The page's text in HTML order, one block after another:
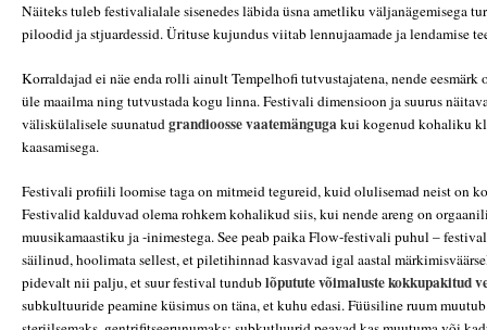
Näiteks tuleb festivalialale sisenedes läbida üsna ametliku väljanägemisega
piloodid ja stjuardessid. Ürituse kujundus viitab lennujaamade ja lendamise
Korraldajad ei näe enda rolli ainult Tempelhofi tutvustajatena, nende
üle maailma ning tutvustada kogu linna. Festivali dimensioon ja suurus
väliskülalisele suunatudgrandioosse vaatemängugakui kogenud kohaliku
kaasamisega.
Festivali profiili loomise taga on mitmeid tegureid, kuid olulisemad neist on
Festivalid kalduvad olema rohkem kohalikud siis, kui nende areng on
muusikamaastiku ja -inimestega. See peab paika Flow-festivali puhul –
säilinud, hoolimata sellest, et piletihinnad kasvavad igal aastal
pidevalt nii palju, et suur festival tundublõputute võimaluste kokkupakitud
subkultuuride peamine küsimus on täna, et kuhu edasi. Füüsiline ruum